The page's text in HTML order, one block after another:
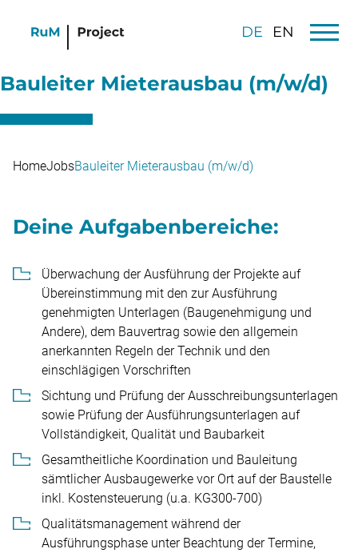
DE EN
HomeJobsBauleiter Mieterausbau (m/w/d)
Bauleiter Mieterausbau (m/w/d)
Deine Aufgabenbereiche:
Überwachung der Ausführung der Projekte auf
Übereinstimmung mit den zur Ausführung
genehmigten Unterlagen (Baugenehmigung und
Andere), dem Bauvertrag sowie den allgemein
anerkannten Regeln der Technik und den
einschlägigen Vorschriften
Sichtung und Prüfung der Ausschreibungsunterlagen
sowie Prüfung der Ausführungsunterlagen auf
Vollständigkeit, Qualität und Baubarkeit
Gesamtheitliche Koordination und Bauleitung
sämtlicher Ausbaugewerke vor Ort auf der Baustelle
inkl. Kostensteuerung (u.a. KG300-700)
Qualitätsmanagement während der
Ausführungsphase unter Beachtung der Termine,